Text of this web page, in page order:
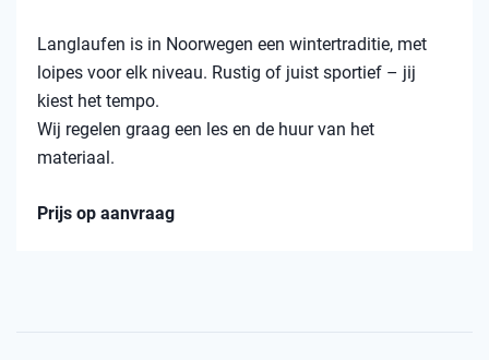
Langlaufen is in Noorwegen een wintertraditie, met
loipes voor elk niveau. Rustig of juist sportief – jij
kiest het tempo.
Wij regelen graag een les en de huur van het
materiaal.
Prijs op aanvraag